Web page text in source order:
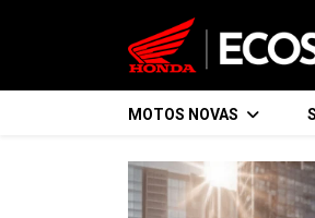
MOTOS NOVAS